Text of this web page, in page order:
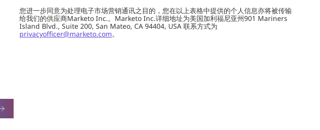
您进一步同意为处理电子市场营销通讯之目的，您在以上表格中提供的个人信息亦将被传输
给我们的供应商Marketo Inc.。Marketo Inc.详细地址为美国加利福尼亚州901 Mariners
Island Blvd., Suite 200, San Mateo, CA 94404, USA 联系方式为
privacyofficer@marketo.com。